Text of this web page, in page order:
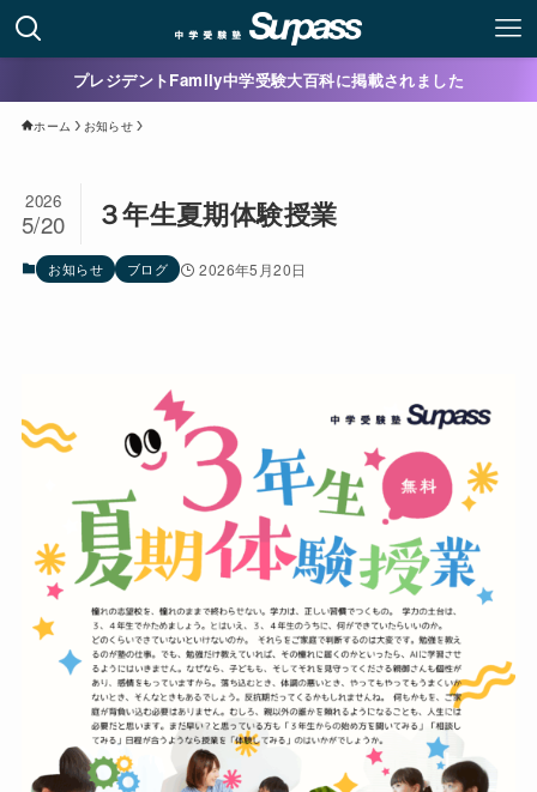
プレジデントFamily中学受験大百科に掲載されました
ホーム お知らせ
３年生夏期体験授業
2026
5/20
お知らせ ブログ 2026年5月20日